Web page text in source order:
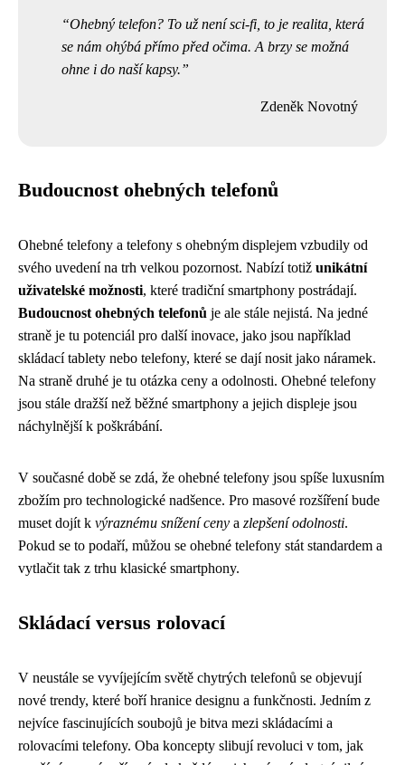
Ohebný telefon? To už není sci-fi, to je realita, která
se nám ohýbá přímo před očima. A brzy se možná
ohne i do naší kapsy.
Zdeněk Novotný
Budoucnost ohebných telefonů
Ohebné telefony a telefony s ohebným displejem vzbudily od
svého uvedení na trh velkou pozornost. Nabízí totiž unikátní
uživatelské možnosti, které tradiční smartphony postrádají.
Budoucnost ohebných telefonů je ale stále nejistá. Na jedné
straně je tu potenciál pro další inovace, jako jsou například
skládací tablety nebo telefony, které se dají nosit jako náramek.
Na straně druhé je tu otázka ceny a odolnosti. Ohebné telefony
jsou stále dražší než běžné smartphony a jejich displeje jsou
náchylnější k poškrábání.
V současné době se zdá, že ohebné telefony jsou spíše luxusním
zbožím pro technologické nadšence. Pro masové rozšíření bude
muset dojít k výraznému snížení ceny a zlepšení odolnosti.
Pokud se to podaří, můžou se ohebné telefony stát standardem a
vytlačit tak z trhu klasické smartphony.
Skládací versus rolovací
V neustále se vyvíjejícím světě chytrých telefonů se objevují
nové trendy, které boří hranice designu a funkčnosti. Jedním z
nejvíce fascinujících soubojů je bitva mezi skládacími a
rolovacími telefony. Oba koncepty slibují revoluci v tom, jak